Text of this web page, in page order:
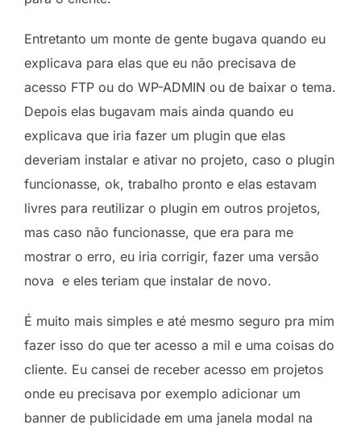
Entretanto um monte de gente bugava quando eu
explicava para elas que eu não precisava de
acesso FTP ou do WP-ADMIN ou de baixar o tema.
Depois elas bugavam mais ainda quando eu
explicava que iria fazer um plugin que elas
deveriam instalar e ativar no projeto, caso o plugin
funcionasse, ok, trabalho pronto e elas estavam
livres para reutilizar o plugin em outros projetos,
mas caso não funcionasse, que era para me
mostrar o erro, eu iria corrigir, fazer uma versão
nova e eles teriam que instalar de novo.
É muito mais simples e até mesmo seguro pra mim
fazer isso do que ter acesso a mil e uma coisas do
cliente. Eu cansei de receber acesso em projetos
onde eu precisava por exemplo adicionar um
banner de publicidade em uma janela modal na